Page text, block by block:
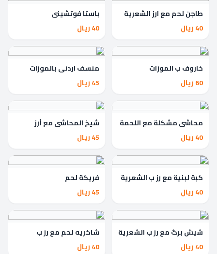
طاجن لحم مع ارز الشعرية
40 ريال
باستا فوتشيني
40 ريال
خاروف ب الموزات
60 ريال
منسف اردني بالموزات
45 ريال
محاشي مشكلة مع اللحمة
40 ريال
شيخ المحاشي مع أرز
شعرية45 ريال
كبة لبنية مع رز ب الشعرية
40 ريال
فريكة لحم
45 ريال
شيش برگ مع رز ب الشعرية
40 ريال
شاكريه لحم مع رز ب
الشعرية40 ريال